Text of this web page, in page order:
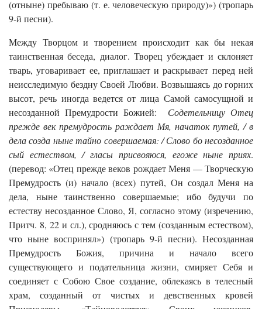
(отныне) пребываю (т. е. человеческую природу)») (тропарь
9-й песни).
Между Творцом и творением происходит как бы некая
таинственная беседа, диалог. Творец убеждает и склоняет
тварь, уговаривает ее, приглашает и раскрывает перед ней
неисследимую бездну Своей Любви. Возвышаясь до горних
высот, речь иногда ведется от лица Самой самосущной и
несозданной Премудрости Божией: Содетельницу Отец
прежде век премудрость раждает Мя, начаток путей, / в
дела созда ныне тайно совершаемая: / Слово бо несозданное
сый естеством, / гласы присвояюся, егоже ныне приях.
(перевод: «Отец прежде веков рождает Меня — Творческую
Премудрость (и) начало (всех) путей, Он создал Меня на
дела, ныне таинственно совершаемые; ибо будучи по
естеству несозданное Слово, Я, согласно этому (изречению,
Притч. 8, 22 и сл.), сродняюсь с тем (созданным естеством),
что ныне воспринял») (тропарь 9-й песни). Несозданная
Премудрость Божия, причина и начало всего
существующего и подательница жизни, смиряет Себя и
соединяет с Собою Свое создание, облекаясь в телесный
храм, созданный от чистых и девственных кровей